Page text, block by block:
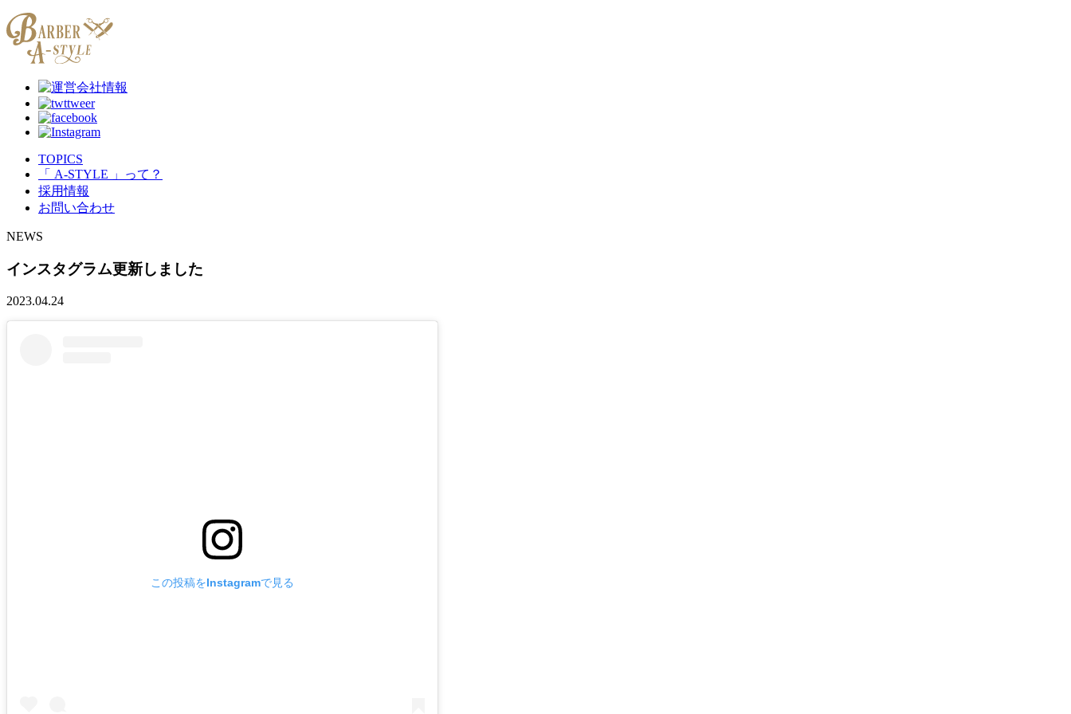
TOPICS
「 A-STYLE 」って？
採用情報
お問い合わせ
NEWS
インスタグラム更新しました
2023.04.24
この投稿をInstagramで見る